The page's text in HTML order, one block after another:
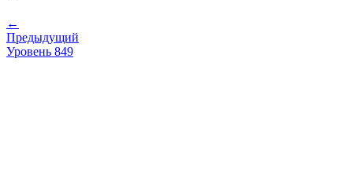
←
Предыдущий
Уровень 849